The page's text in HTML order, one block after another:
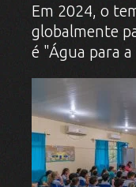
Em 2024, o
globalmente
é "Água para a